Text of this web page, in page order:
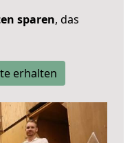
sparen, das
erhalten